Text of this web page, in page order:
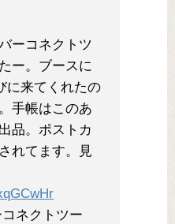
ーコネクトツ
ー。ブースに
に来てくれたの
手帳はこのあ
品。ポストカ
れてます。見
ネクトツー